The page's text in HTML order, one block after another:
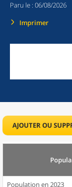
Paru le : 06/08/2026
Imprimer
AJOUTER OU
Population en 2023